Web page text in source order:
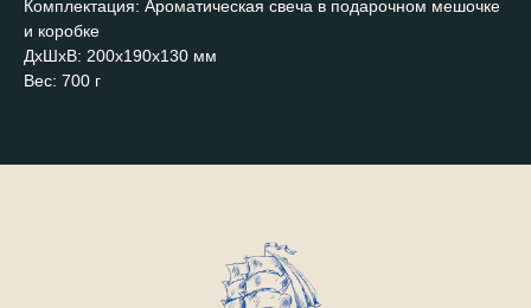
Комплектация: Ароматическая свеча в подарочном мешочке
и коробке
ДxШxВ: 200x190x130 мм
Вес: 700 г